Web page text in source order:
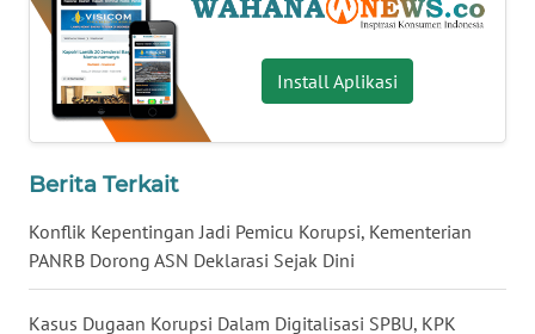
Install Aplikasi
Berita Terkait
Konflik Kepentingan Jadi Pemicu Korupsi, Kementerian
PANRB Dorong ASN Deklarasi Sejak Dini
Kasus Dugaan Korupsi Dalam Digitalisasi SPBU, KPK
WN
NUSANTARA
WN
JOGJA
JATIM
WN
BALI